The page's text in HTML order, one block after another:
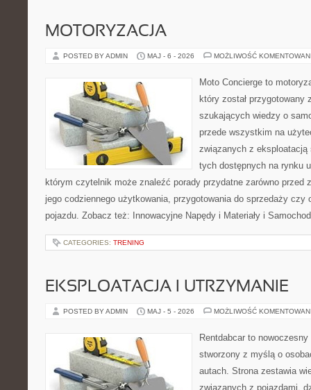
MOTORYZACJA
POSTED BY ADMIN MAJ - 6 - 2026 MOŻLIWOŚĆ
Moto Concierge to
który został przygotowany
szukających wiedzy o
przede wszystkim na
związanych z eksploatacją
tych dostępnych na rynku
którym czytelnik może znaleźć porady przydatne zarówno przed
jego codziennego użytkowania, przygotowania do sprzedaży czy
pojazdu. Zobacz też: Innowacyjne Napędy i Materiały i
CATEGORIES: TRENING
EKSPLOATACJA I UTRZYMANIE
POSTED BY ADMIN MAJ - 5 - 2026 MOŻLIWOŚĆ
Rentdabcar to
stworzony z myślą o
autach. Strona zestawia
związanych z pojazdami,